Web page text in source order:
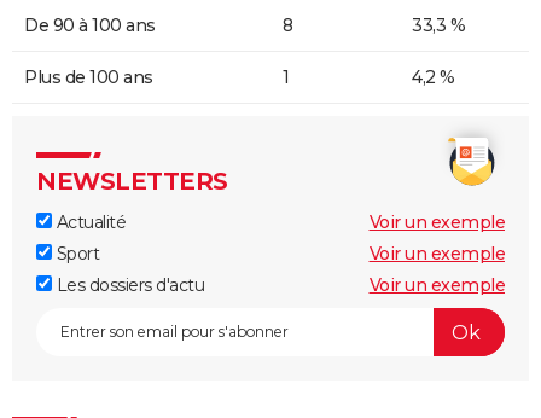
De 90 à 100 ans 8 33,3 %
Plus de 100 ans 1 4,2 %
NEWSLETTERS
Actualité
Voir un exemple
Sport
Voir un exemple
Les dossiers d'actu
Voir un exemple